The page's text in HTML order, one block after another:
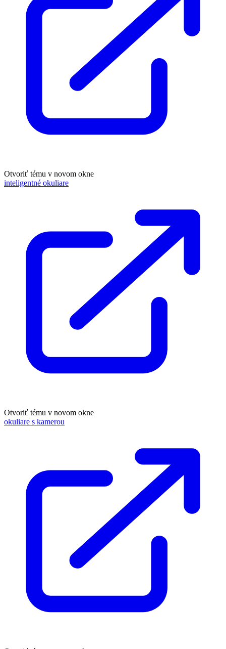
Otvoriť tému v novom okne
inteligentné okuliare
Otvoriť tému v novom okne
okuliare s kamerou